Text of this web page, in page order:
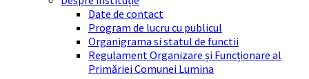
Date de contact
Program de lucru cu publicul
Organigrama si statul de functii
Regulament Organizare și Funcționare al
Primăriei Comunei Lumina